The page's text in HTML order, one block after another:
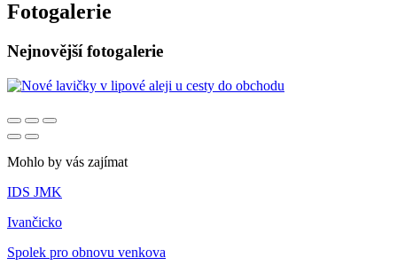
Fotogalerie
Nejnovější fotogalerie
Mohlo by vás zajímat
IDS JMK
Ivančicko
Spolek pro obnovu venkova